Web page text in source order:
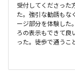
受付してくださった
た。強引な勧誘もな
ージ部分を体験した
ろの表示もできて良
った。徒歩で通うこ
気も良く、清潔感
確保されていて良
うで良かった。でき